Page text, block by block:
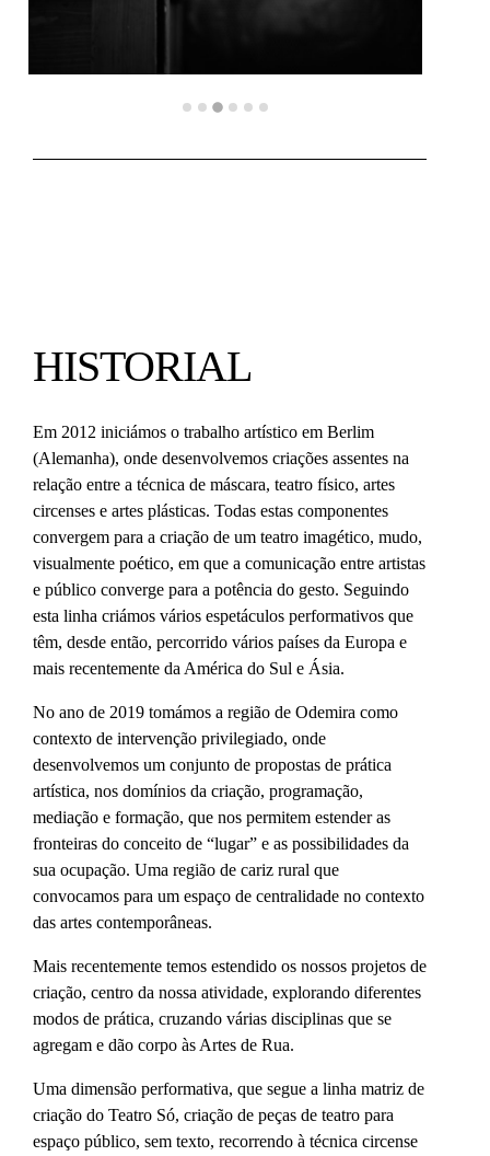
HISTORIAL
Em 2012 iniciámos o trabalho artístico em Berlim
(Alemanha), onde desenvolvemos criações assentes na
relação entre a técnica de máscara, teatro físico, artes
circenses e artes plásticas. Todas estas componentes
convergem para a criação de um teatro imagético, mudo,
visualmente poético, em que a comunicação entre artistas
e público converge para a potência do gesto. Seguindo
esta linha criámos vários espetáculos performativos que
têm, desde então, percorrido vários países da Europa e
mais recentemente da América do Sul e Ásia.
No ano de 2019 tomámos a região de Odemira como
contexto de intervenção privilegiado, onde
desenvolvemos um conjunto de propostas de prática
artística, nos domínios da criação, programação,
mediação e formação, que nos permitem estender as
fronteiras do conceito de “lugar” e as possibilidades da
sua ocupação. Uma região de cariz rural que
convocamos para um espaço de centralidade no contexto
das artes contemporâneas.
Mais recentemente temos estendido os nossos projetos de
criação, centro da nossa atividade, explorando diferentes
modos de prática, cruzando várias disciplinas que se
agregam e dão corpo às Artes de Rua.
Uma dimensão performativa, que segue a linha matriz de
criação do Teatro Só, criação de peças de teatro para
espaço público, sem texto, recorrendo à técnica circense